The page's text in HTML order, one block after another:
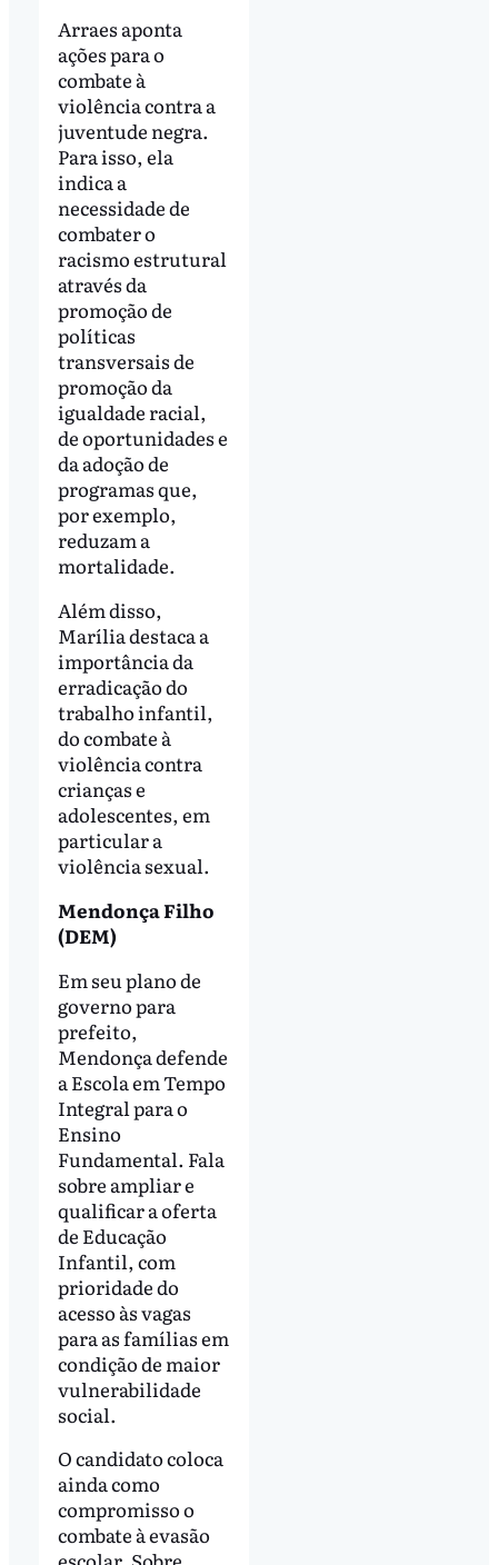
Arraes aponta
ações para o
combate à
violência contra a
juventude negra.
Para isso, ela
indica a
necessidade de
combater o
racismo estrutural
através da
promoção de
políticas
transversais de
promoção da
igualdade racial,
de oportunidades e
da adoção de
programas que,
por exemplo,
reduzam a
mortalidade.
Além disso,
Marília destaca a
importância da
erradicação do
trabalho infantil,
do combate à
violência contra
crianças e
adolescentes, em
particular a
violência sexual.
Mendonça Filho
(DEM)
Em seu plano de
governo para
prefeito,
Mendonça defende
a Escola em Tempo
Integral para o
Ensino
Fundamental. Fala
sobre ampliar e
qualificar a oferta
de Educação
Infantil, com
prioridade do
acesso às vagas
para as famílias em
condição de maior
vulnerabilidade
social.
O candidato coloca
ainda como
compromisso o
combate à evasão